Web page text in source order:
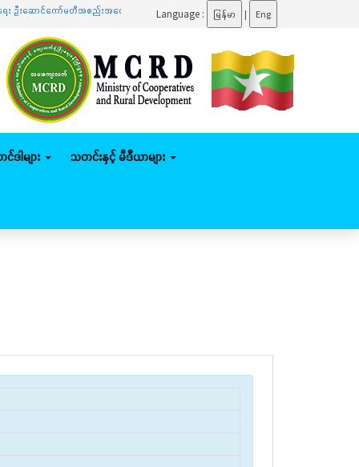
င်ကော်မတီအစည်းအဝေးသို့ တက်ရောက် .......ပြည်ထောင်စုဝန်ကြီး ဦးမျိုးဇော်သိမ်း နေပြည်တော်က
Language : မြန်မာ | Eng
ါများ သတင်းနှင့် မီဒီယာများ